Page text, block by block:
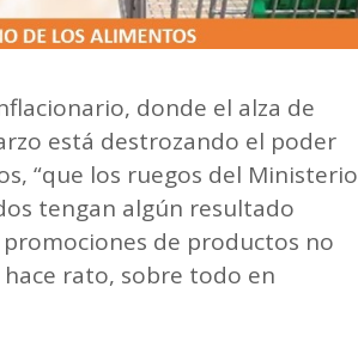
donde el alza de
está destrozando el poder
“que los ruegos del Ministerio
tengan algún resultado
de productos no
rato, sobre todo en